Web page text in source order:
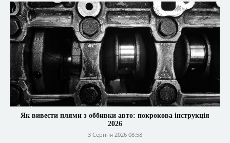
Як вивести плями з оббивки авто: покрокова інструкція
2026
3 Серпня 2026 08:58